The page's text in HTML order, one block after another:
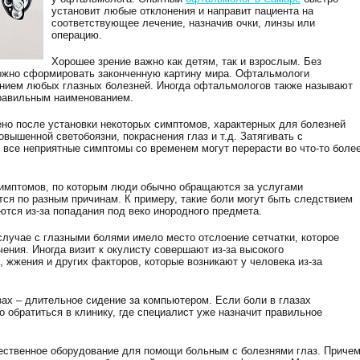
установит любые отклонения и направит пациента на
соответствующее лечение, назначив очки, линзы или
операцию.
Хорошее зрение важно как детям, так и взрослым. Без
сформировать законченную картину мира. Офтальмологи
любых глазных болезней. Иногда офтальмологов также называют
наименованием.
после установки некоторых симптомов, характерных для болезней
светобоязни, покраснения глаз и т.д. Затягивать с
неприятные симптомы со временем могут перерасти во что-то
по которым люди обычно обращаются за услугами
по разным причинам. К примеру, такие боли могут быть следствием
из-за попадания под веко инородного предмета.
с глазными болями имело место отслоение сетчатки, которое
Иногда визит к окулисту совершают из-за высокого
жжения и других факторов, которые возникают у человека из-за
– длительное сидение за компьютером. Если боли в глазах
в клинику, где специалист уже назначит правильное
оборудование для помощи больным с болезнями глаз. Причем